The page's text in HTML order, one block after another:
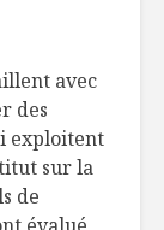
avec
des
exploitent
sur la
de